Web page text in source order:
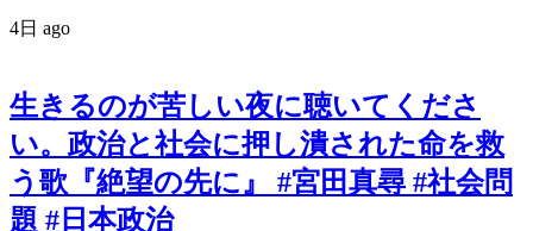
4日 ago
生きるのが苦しい夜に聴いてくださ
い。政治と社会に押し潰された命を救
う歌『絶望の先に』 #宮田真尋 #社会問
題 #日本政治